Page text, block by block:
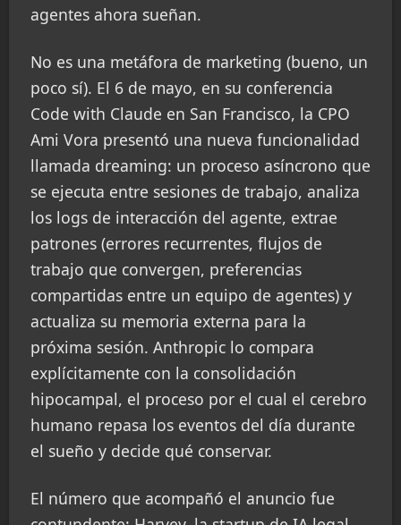
agentes ahora sueñan.
No es una metáfora de marketing (bueno, un
poco sí). El 6 de mayo, en su conferencia
Code with Claude en San Francisco, la CPO
Ami Vora presentó una nueva funcionalidad
llamada dreaming: un proceso asíncrono que
se ejecuta entre sesiones de trabajo, analiza
los logs de interacción del agente, extrae
patrones (errores recurrentes, flujos de
trabajo que convergen, preferencias
compartidas entre un equipo de agentes) y
actualiza su memoria externa para la
próxima sesión. Anthropic lo compara
explícitamente con la consolidación
hipocampal, el proceso por el cual el cerebro
humano repasa los eventos del día durante
el sueño y decide qué conservar.
El número que acompañó el anuncio fue